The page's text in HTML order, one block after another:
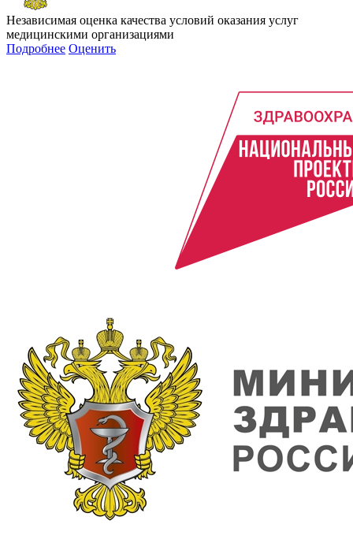
Независимая оценка качества условий оказания услуг
медицинскими организациями
Подробнее Оценить